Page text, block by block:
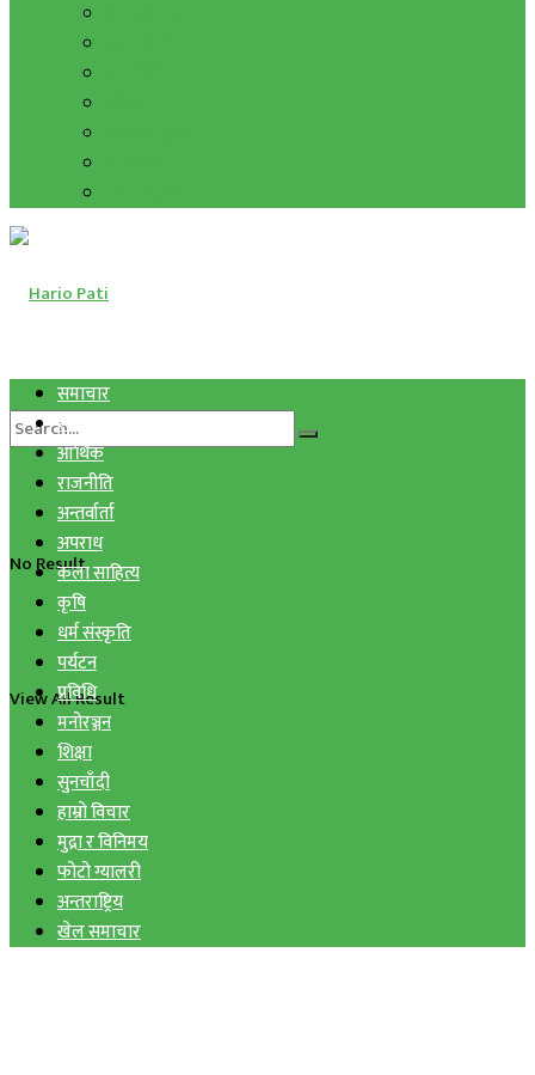
No Result
View All Result
समाचार
स्वास्थ्य
आर्थिक
राजनीति
अन्तर्वार्ता
अपराध
कला साहित्य
कृषि
धर्म संस्कृति
पर्यटन
प्रविधि
मनोरञ्जन
शिक्षा
सुनचाँदी
हाम्रो विचार
मुद्रा र विनिमय
फोटो ग्यालरी
अन्तराष्ट्रिय
खेल समाचार